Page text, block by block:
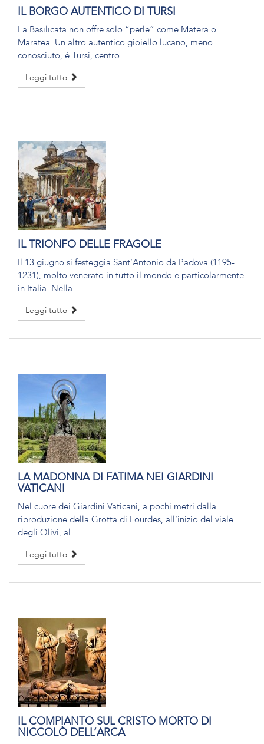
IL BORGO AUTENTICO DI TURSI
La Basilicata non offre solo “perle” come Matera o
Maratea. Un altro autentico gioiello lucano, meno
conosciuto, è Tursi, centro…
Leggi tutto
IL TRIONFO DELLE FRAGOLE
Il 13 giugno si festeggia Sant’Antonio da Padova (1195-
1231), molto venerato in tutto il mondo e particolarmente
in Italia. Nella…
Leggi tutto
LA MADONNA DI FATIMA NEI GIARDINI
VATICANI
Nel cuore dei Giardini Vaticani, a pochi metri dalla
riproduzione della Grotta di Lourdes, all’inizio del viale
degli Olivi, al…
Leggi tutto
IL COMPIANTO SUL CRISTO MORTO DI
NICCOLÒ DELL’ARCA